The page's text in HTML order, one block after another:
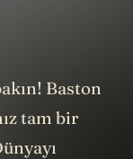
Baston
tam bir